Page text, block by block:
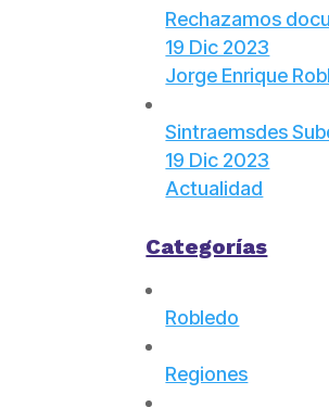
Rechazamos
19 Dic 2023
Jorge Enrique
Sintraemsdes
19 Dic 2023
Actualidad
Categorías
Robledo
Regiones